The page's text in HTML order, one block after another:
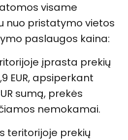
visame
nuo pristatymo vietos
paslaugos kaina:
įprasta prekių
EUR, apsiperkant
sumą, prekės
nemokamai.
teritorijoje prekių